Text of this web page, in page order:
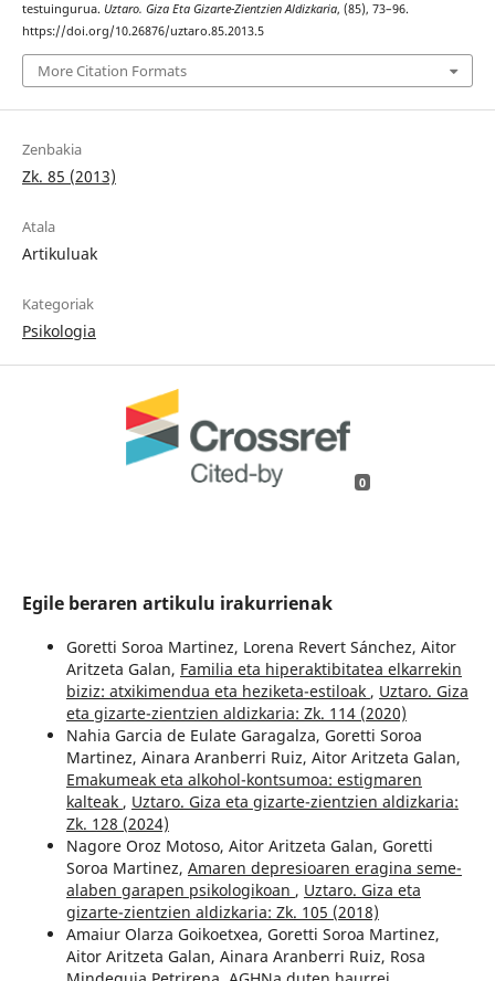
testuingurua. Uztaro. Giza Eta Gizarte-Zientzien Aldizkaria, (85), 73–96.
https://doi.org/10.26876/uztaro.85.2013.5
More Citation Formats
Zenbakia
Zk. 85 (2013)
Atala
Artikuluak
Kategoriak
Psikologia
0
Egile beraren artikulu irakurrienak
Goretti Soroa Martinez, Lorena Revert Sánchez, Aitor
Aritzeta Galan, Familia eta hiperaktibitatea elkarrekin
biziz: atxikimendua eta heziketa-estiloak , Uztaro. Giza
eta gizarte-zientzien aldizkaria: Zk. 114 (2020)
Nahia Garcia de Eulate Garagalza, Goretti Soroa
Martinez, Ainara Aranberri Ruiz, Aitor Aritzeta Galan,
Emakumeak eta alkohol-kontsumoa: estigmaren
kalteak , Uztaro. Giza eta gizarte-zientzien aldizkaria:
Zk. 128 (2024)
Nagore Oroz Motoso, Aitor Aritzeta Galan, Goretti
Soroa Martinez, Amaren depresioaren eragina seme-
alaben garapen psikologikoan , Uztaro. Giza eta
gizarte-zientzien aldizkaria: Zk. 105 (2018)
Amaiur Olarza Goikoetxea, Goretti Soroa Martinez,
Aitor Aritzeta Galan, Ainara Aranberri Ruiz, Rosa